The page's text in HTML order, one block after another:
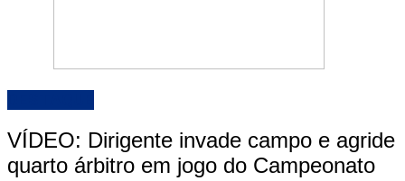
VÍDEO: Dirigente invade campo e agride
quarto árbitro em jogo do Campeonato